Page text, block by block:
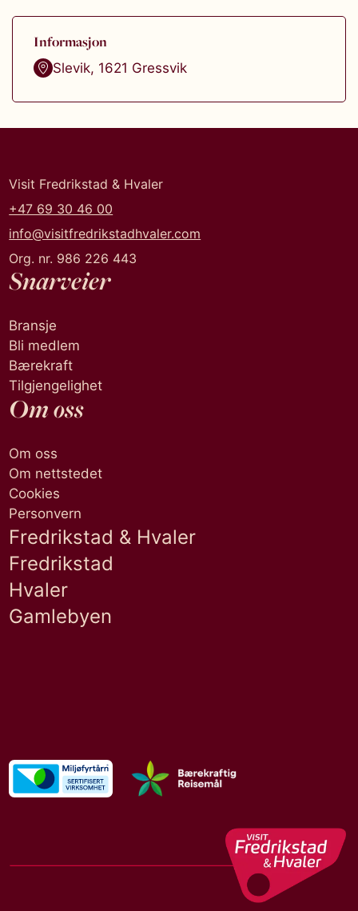
Informasjon
Slevik, 1621 Gressvik
Visit Fredrikstad & Hvaler
+47 69 30 46 00
info@visitfredrikstadhvaler.com
Org. nr. 986 226 443
Snarveier
Bransje
Bli medlem
Bærekraft
Tilgjengelighet
Om oss
Om oss
Om nettstedet
Cookies
Personvern
Fredrikstad & Hvaler
Fredrikstad
Hvaler
Gamlebyen